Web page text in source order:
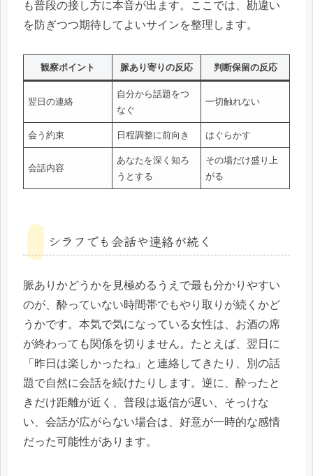
も普段の接し方に本音が出ます。ここでは、勘違い
を防ぎつつ期待してよいサインを整理します。
観察ポイント 脈あり寄りの反応 判断保留の反応
翌日の連絡
自分から話題をつ
なぐ
一切触れない
会う約束 日程調整に前向き はぐらかす
会話内容
あなたを深く知ろ
うとする
その場だけ盛り上
がる
シラフでも会話や連絡が続く
脈ありかどうかを見極めるうえで最も分かりやすい
のが、酔っていない時間帯でもやり取りが続くかど
うかです。本気で気になっている女性は、お酒の席
が終わっても関係を切りません。たとえば、翌日に
「昨日は楽しかったね」と連絡してきたり、別の話
題で自然に会話を続けたりします。逆に、酔ったと
きだけ距離が近く、普段は返信が遅い、そっけな
い、会話が広がらない場合は、好意が一時的な感情
だった可能性があります。